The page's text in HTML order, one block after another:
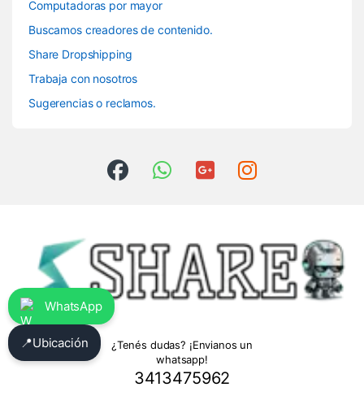
Computadoras por mayor
Buscamos creadores de contenido.
Share Dropshipping
Trabaja con nosotros
Sugerencias o reclamos.
¿Tenés dudas? ¡Envianos un
whatsapp!
3413475962
WhatsApp
📍Ubicación